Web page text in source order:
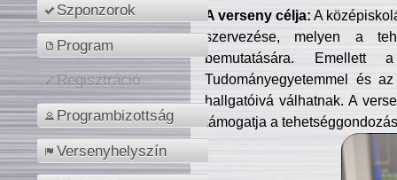
Szponzorok
Program
Regisztráció
Programbizottság
Versenyhelyszín
A verseny célja: A
szervezése, melyen a
bemutatására. Emellett
Tudományegyetemmel és
hallgatóivá válhatnak. A
támogatja a